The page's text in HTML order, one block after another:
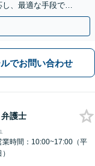
、最適な手段で生
ルでお問い合わせ
弁護士
業時間：10:00~17:00（平